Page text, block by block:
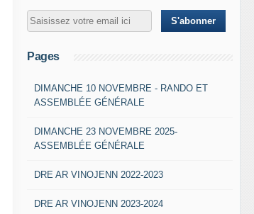
Pages
DIMANCHE 10 NOVEMBRE - RANDO ET
ASSEMBLÉE GÉNÉRALE
DIMANCHE 23 NOVEMBRE 2025-
ASSEMBLÉE GÉNÉRALE
DRE AR VINOJENN 2022-2023
DRE AR VINOJENN 2023-2024